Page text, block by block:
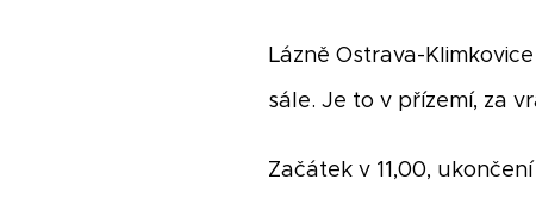
Lázně Ostrava-
sále. Je to v přízemí, za
Začátek v 11,00,